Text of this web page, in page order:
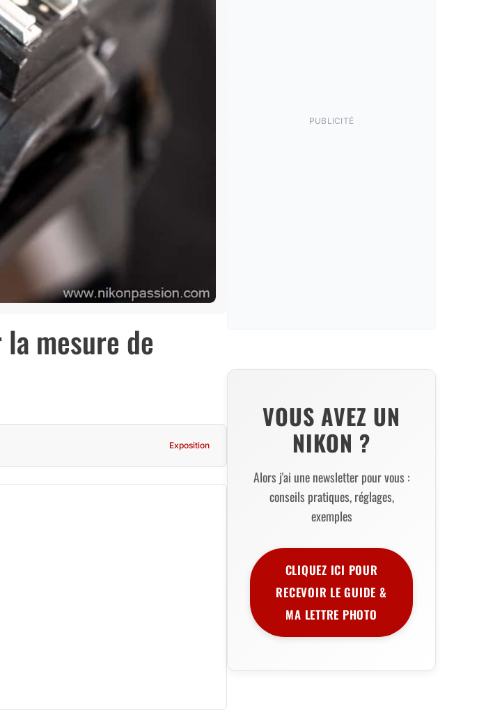
mesure de
Exposition
PUBLICITÉ
VOUS AVEZ UN
NIKON ?
Alors j'ai une newsletter pour vous :
conseils pratiques, réglages,
exemples
CLIQUEZ ICI POUR
RECEVOIR LE GUIDE &
MA LETTRE PHOTO